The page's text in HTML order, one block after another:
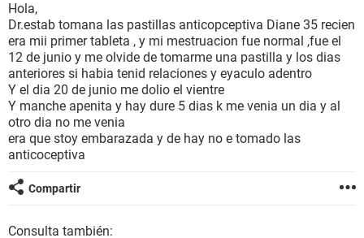
BIENESTAR
SEXUALIDAD
GLOSARIO
Hola,
Dr.estab tomana las pastillas anticopceptiva Diane 35 recien
era mii primer tableta , y mi mestruacion fue normal ,fue el
12 de junio y me olvide de tomarme una pastilla y los dias
anteriores si habia tenid relaciones y eyaculo adentro
Y el dia 20 de junio me dolio el vientre
Y manche apenita y hay dure 5 dias k me venia un dia y al
otro dia no me venia
era que stoy embarazada y de hay no e tomado las
anticoceptiva
Compartir
Consulta también: